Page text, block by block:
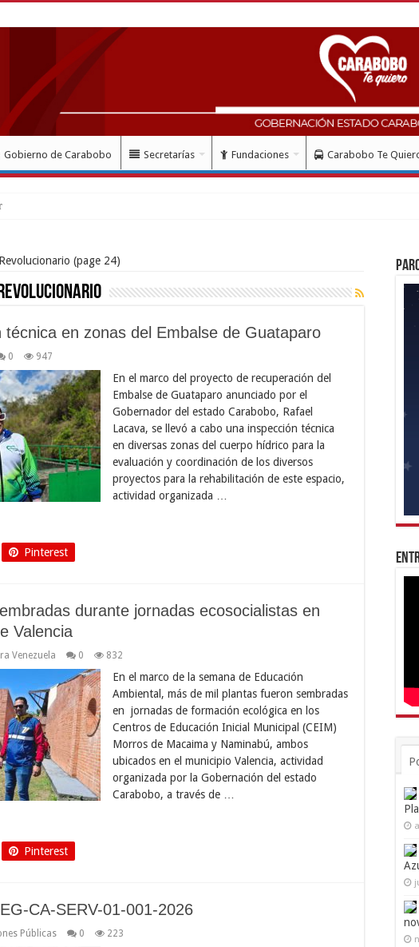
Gobierno de Carabobo Secretarías Fundaciones Carabobo Te
Lacava a un mes del doblete s
(page 24)
técnica en zonas del Embalse de Guataparo
0 947
En el marco del proyecto de recuperación del
Embalse de Guataparo anunciado por el
Gobernador del estado Carabobo, Rafael
Lacava, se llevó a cabo una inspección técnica
en diversas zonas del cuerpo hídrico para la
evaluación y coordinación de los diversos
proyectos para la rehabilitación de este espacio,
actividad organizada …
Pinterest
durante jornadas ecosocialistas en
Valencia
Venezuela 0 832
En el marco de la semana de Educación
Ambiental, más de mil plantas fueron sembradas
en jornadas de formación ecológica en los
Centros de Educación Inicial Municipal (CEIM)
Morros de Macaima y Naminabú, ambos
ubicados en el municipio Valencia, actividad
organizada por la Gobernación del estado
Carabobo, a través de …
Pinterest
CA-SERV-01-001-2026
Públicas 0 223